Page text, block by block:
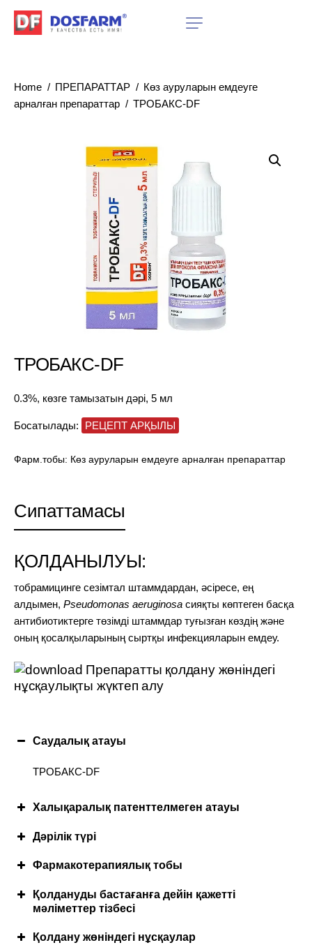
Home ПРЕПАРАТТАР
Көз ауруларын емдеуге
арналған препараттар
ТРОБАКС-DF
ТРОБАКС-DF
0.3%, көзге тамызатын дәрі, 5 мл
Босатылады: РЕЦЕПТ АРҚЫЛЫ
Фарм.тобы: Көз ауруларын емдеуге арналған препараттар
Сипаттамасы
ҚОЛДАНЫЛУЫ:
тобрамицинге сезімтал штаммдардан, әсіресе, ең
алдымен, Pseudomonas aeruginosa сияқты көптеген басқа
антибиотиктерге төзімді штаммдар туғызған көздің және
оның қосалқыларының сыртқы инфекцияларын емдеу.
Препаратты қолдану жөніндегі
нұсқаулықты жүктеп алу
Саудалық атауы
ТРОБАКС-DF
Халықаралық патенттелмеген атауы
Дәрілік түрі
Фармакотерапиялық тобы
Қолдануды бастағанға дейін қажетті
мәліметтер тізбесі
Қолдану жөніндегі нұсқаулар